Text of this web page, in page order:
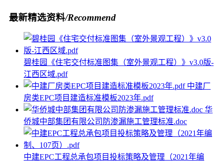
最新精选资料/Recommend
碧桂园《住宅交付标准图集（室外景观工程）》v3.0版-
江西区域.pdf
中建厂
房类EPC项目建造标准模板2023年.pdf
华
侨城中部集团有限公司防渗漏施工管理标准.doc
中建EPC工程总承包项目投标策略及管理（2021年编